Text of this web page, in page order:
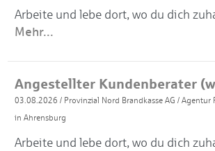
Arbeite und lebe dort, wo du dich
Mehr...
Angestellter Kundenberater
03.08.2026 / Provinzial Nord Brandkasse AG /Agentur
in Ahrensburg
Arbeite und lebe dort, wo du dich